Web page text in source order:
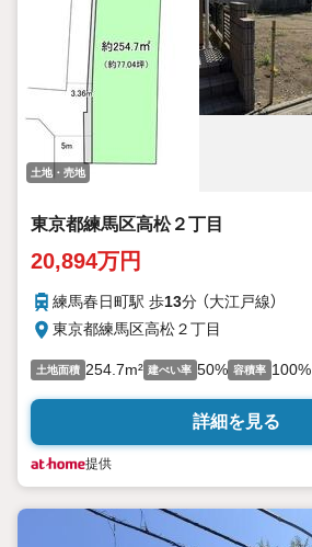
土地・売地
東京都練馬区高松２丁目
20,894万円
練馬春日町駅 歩13分 （大江戸線）
東京都練馬区高松２丁目
土地面積 254.7m² 建ぺい率 50% 容積率 100%
詳細を見る
提供